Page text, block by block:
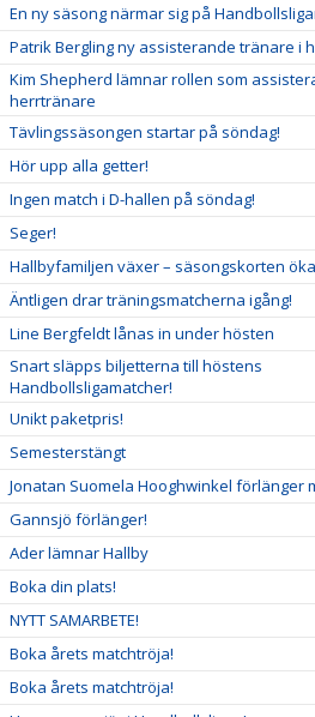
En ny säsong närmar sig på
Patrik Bergling ny assisterande tränare i
Kim Shepherd lämnar rollen som
herrtränare
Tävlingssäsongen startar på söndag!
Hör upp alla getter!
Ingen match i D-hallen på söndag!
Seger!
Hallbyfamiljen växer – säsongskorten
Äntligen drar träningsmatcherna igång!
Line Bergfeldt lånas in under hösten
Snart släpps biljetterna till höstens
Handbollsligamatcher!
Unikt paketpris!
Semesterstängt
Jonatan Suomela Hooghwinkel förlänger
Gannsjö förlänger!
Ader lämnar Hallby
Boka din plats!
NYTT SAMARBETE!
Boka årets matchtröja!
Boka årets matchtröja!